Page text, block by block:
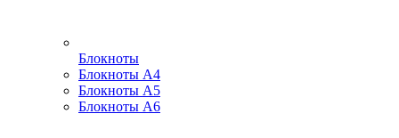
Блокноты
Блокноты А4
Блокноты А5
Блокноты А6